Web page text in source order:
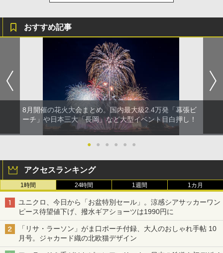
おすすめ記事
8月開催の花火大会まとめ。国内最大級2.4万発「幕張ビ
ーチ」や日本三大「長岡」など大型イベント目白押し！
● ● ● ● ● ●
アクセスランキング
1時間 24時間 1週間 1カ月
ユニクロ、今日から「お盆特別セール」。涼感シアサッカーワン
ピース待望値下げ、撥水ギアショーツは1990円に
「リサ・ラーソン」がま口ポーチ付録、大人のおしゃれ手帖 10
月号。ジャカード織の北欧猫デザイン